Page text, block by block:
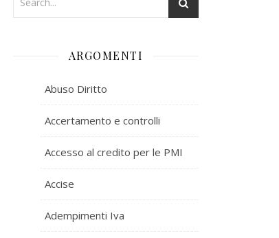
ARGOMENTI
Abuso Diritto
Accertamento e controlli
Accesso al credito per le PMI
Accise
Adempimenti Iva